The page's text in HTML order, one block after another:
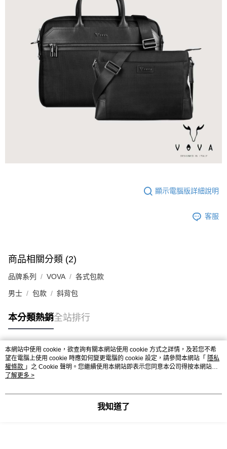
顯示電腦版詳細說明
客服
商品相關分類 (2)
品牌系列 VOVA 各式包款
男士 包款 斜背包
本分類熱銷全站排行
熱門標籤
本網站中使用 cookie，欲查詢有關本網站使用 cookie 方式之詳情，及若您不希
望在電腦上使用 cookie 時應如何變更電腦的 cookie 設定，請參閱本網站「 隱私
權條款 」之 Cookie 聲明。您繼續使用本網站即表示您同意本公司得按本網站使
用條款之 Cookie 聲明使用 cookie。
了解更多 >
我知道了